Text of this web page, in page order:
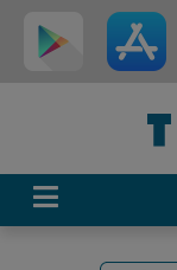
Ir para menu principal
Ir para conteúdo